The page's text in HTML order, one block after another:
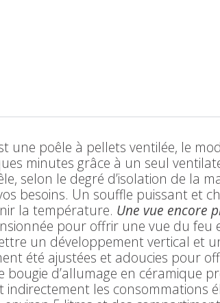
une poêle à pellets ventilée, le
minutes grâce à un seul
selon le degré d’isolation de la
besoins. Un souffle puissant et
la température. Une vue encore
pour offrir une vue du
un développement vertical et
été ajustées et adoucies pour
bougie d’allumage en céramique
indirectement les consommations